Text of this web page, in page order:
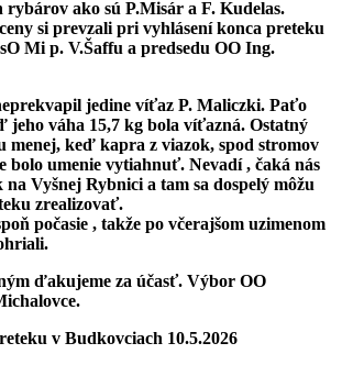
rybárov ako sú P.Misár a F. Kudelas.
si prevzali pri vyhlásení konca preteku
Mi p. V.Šaffu a predsedu OO Ing.
jedine víťaz P. Maliczki. Paťo
jeho váha 15,7 kg bola víťazná. Ostatný
menej, keď kapra z viazok, spod stromov
bolo umenie vytiahnuť. Nevadí , čaká nás
na Vyšnej Rybnici a tam sa dospelý môžu
zrealizovať.
počasie , takže po včerajšom uzimenom
ďakujeme za účasť. Výbor OO
v Budkovciach 10.5.2026